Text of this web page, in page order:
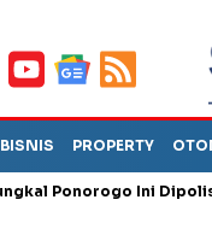
PROPERTY
Ponorogo Ini Dipolisikan